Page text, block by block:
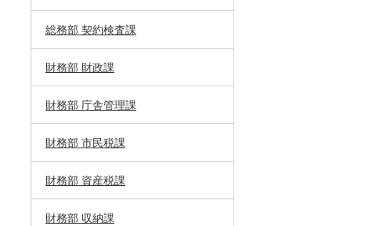
総務部 契約検査課
財務部 財政課
財務部 庁舎管理課
財務部 市民税課
財務部 資産税課
財務部 収納課